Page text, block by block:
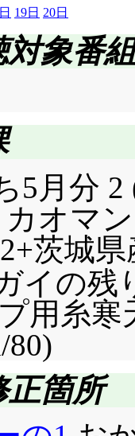
19日 20日
象番組
5月分
オマ
茨城
イの残
用糸
80)
正箇所